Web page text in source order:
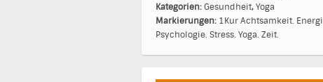
Kategorien: Gesundheit,Yoga
Markierungen: 1KurAchtsamkeit.
Psychologie. Stress. Yoga. Zeit.